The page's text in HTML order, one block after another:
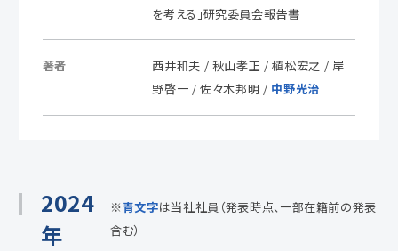
を考える」研究委員会報告書
著者
西井和夫 / 秋山孝正 / 植松宏之 / 岸
野啓一 / 佐々木邦明 / 中野光治
2024
年
※青文字は当社社員（発表時点、一部在籍前の発表
含む）